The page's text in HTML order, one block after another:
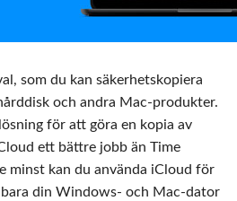
som du kan säkerhetskopiera
och andra Mac-produkter.
för att göra en kopia av
ett bättre jobb än Time
minst kan du använda iCloud för
din Windows- och Mac-dator